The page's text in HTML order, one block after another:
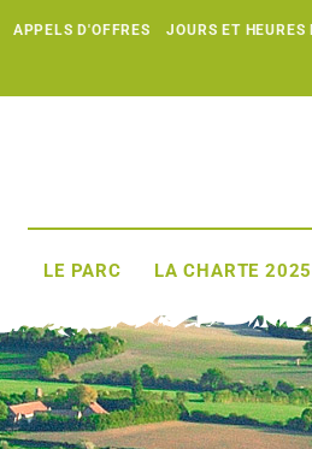
APPELS D'OFFRES JOURS ET HEURES
LE PARC LA CHARTE